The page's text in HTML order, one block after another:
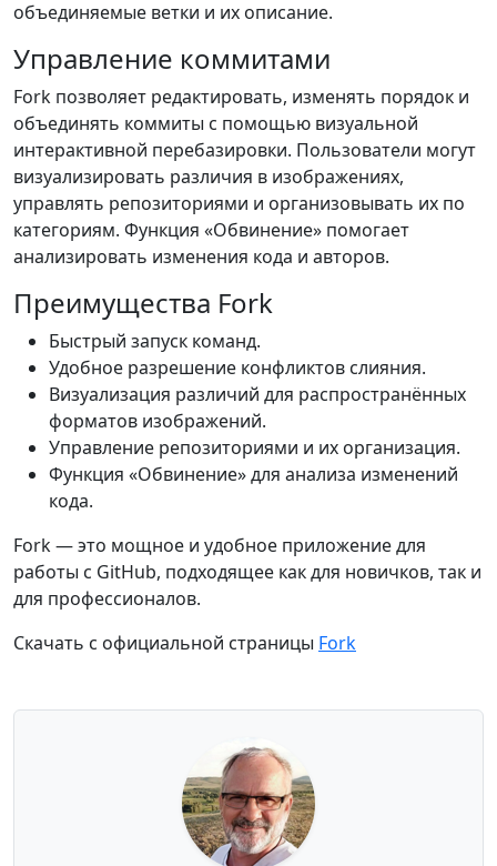
объединяемые ветки и их описание.
Управление коммитами
Fork позволяет редактировать, изменять порядок и
объединять коммиты с помощью визуальной
интерактивной перебазировки. Пользователи могут
визуализировать различия в изображениях,
управлять репозиториями и организовывать их по
категориям. Функция «Обвинение» помогает
анализировать изменения кода и авторов.
Преимущества Fork
Быстрый запуск команд.
Удобное разрешение конфликтов слияния.
Визуализация различий для распространённых
форматов изображений.
Управление репозиториями и их организация.
Функция «Обвинение» для анализа изменений
кода.
Fork — это мощное и удобное приложение для
работы с GitHub, подходящее как для новичков, так и
для профессионалов.
Скачать с официальной страницы Fork